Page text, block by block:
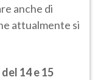
anche di
attualmente si
14 e 15